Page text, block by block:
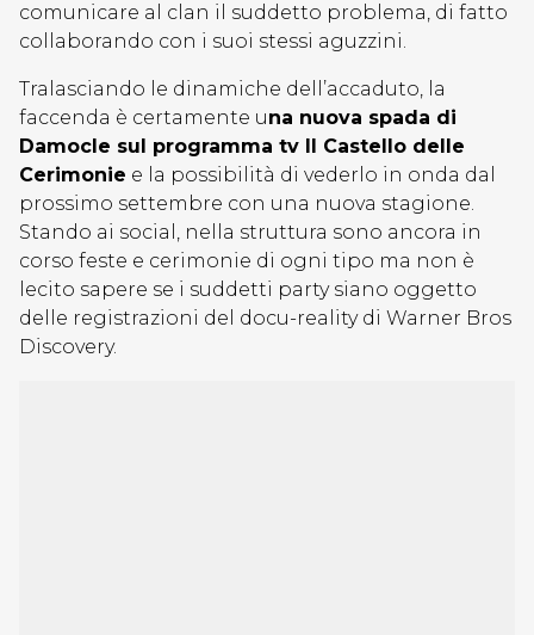
comunicare al clan il suddetto problema, di fatto
collaborando con i suoi stessi aguzzini.
Tralasciando le dinamiche dell’accaduto, la
faccenda è certamente una nuova spada di
Damocle sul programma tv Il Castello delle
Cerimonie e la possibilità di vederlo in onda dal
prossimo settembre con una nuova stagione.
Stando ai social, nella struttura sono ancora in
corso feste e cerimonie di ogni tipo ma non è
lecito sapere se i suddetti party siano oggetto
delle registrazioni del docu-reality di Warner Bros
Discovery.